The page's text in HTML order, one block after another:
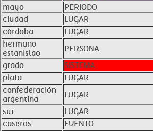
mayo
PERIODO
ciudad
LUGAR
córdoba
LUGAR
hermano
estanislao
PERSONA
grado
SISTEMA
plata
LUGAR
confederación
argentina
LUGAR
sur
LUGAR
caseros
EVENTO